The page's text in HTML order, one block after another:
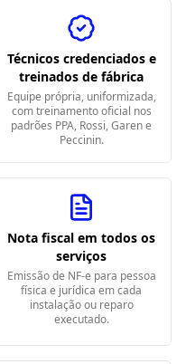
Técnicos credenciados e
treinados de fábrica
Equipe própria, uniformizada,
com treinamento oficial nos
padrões PPA, Rossi, Garen e
Peccinin.
Nota fiscal em todos os
serviços
Emissão de NF-e para pessoa
física e jurídica em cada
instalação ou reparo
executado.